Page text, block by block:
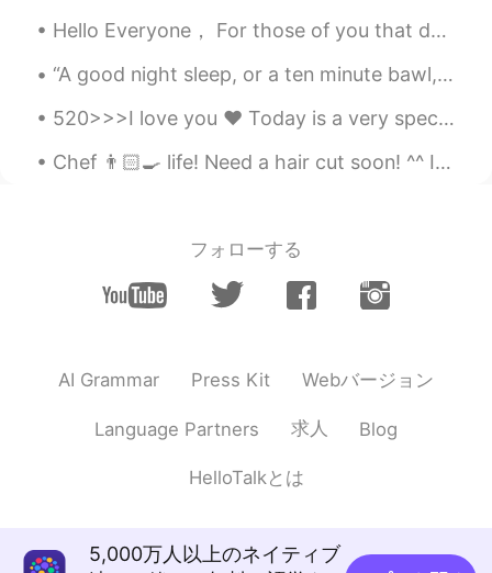
CN EN
I'm going to ask my Chinese teacher to
EN CN
Alexander 韩承宪
EN CN
that better?
RAB 2020.08.20 10:19
Pushlippi Spopue 2020.08.20 10:18
Hello Everyone， For those of you that don't know，my wife and I recently moved back to Chicago，US...
“A good night sleep, or a ten minute bawl, or a pint of chocolate ice cream, or all three togethe...
520>>>I love you ❤️ Today is a very special day for Chinese people because they celebrate love on...
Chef 👨🏻‍🍳 life! Need a hair cut soon! ^^ I can’t sleep anyone wants to call? In English, Chinese ...
フォローする
AI Grammar Press Kit Webバージョン
Language Partners 求人 Blog
HelloTalkとは
5,000万人以上のネイティブ